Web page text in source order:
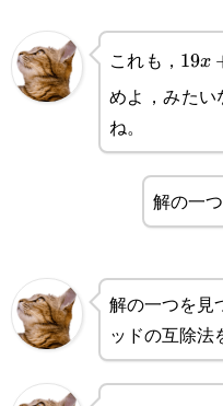
これも， 19x
めよ，みたい
ね。
解の一
解の一つを見
ッドの互除法